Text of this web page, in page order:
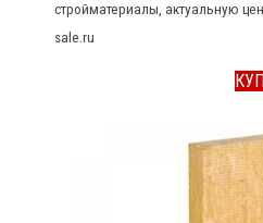
стройматериалы, актуальную
sale.ru